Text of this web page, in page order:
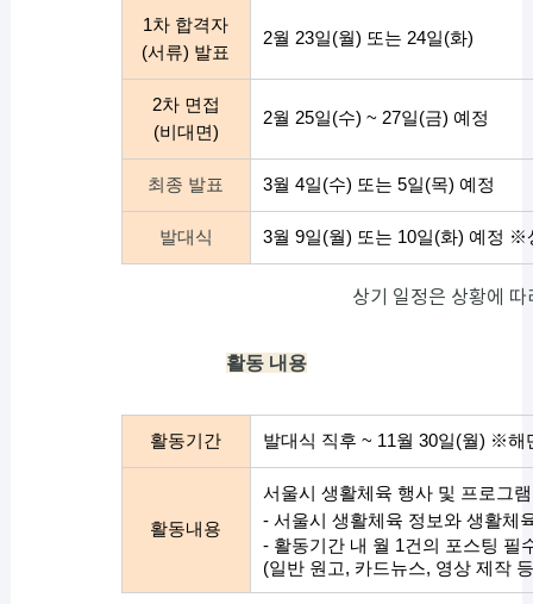
1차 합격자
(서류) 발표
2월 23일(월) 또는 24일(화)
2차 면접
(비대면)
2월 25일(수) ~ 27일(금) 예정
최종 발표 3월 4일(수) 또는 5일(목) 예정
발대식 3월 9일(월) 또는 10일(화) 예정 ※
상기 일정은 상황에
활동 내용
활동기간 발대식 직후 ~ 11월 30일(월) ※해
활동내용
서울시 생활체육 행사 및 프로그
- 서울시 생활체육 정보와 생활체
- 활동기간 내 월 1건의 포스팅 필
(일반 원고, 카드뉴스, 영상 제작